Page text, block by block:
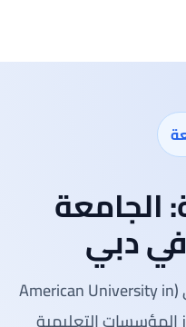
الجامعة
في دبي
تُعد الجامعة الأمريكية في دبي (American University in